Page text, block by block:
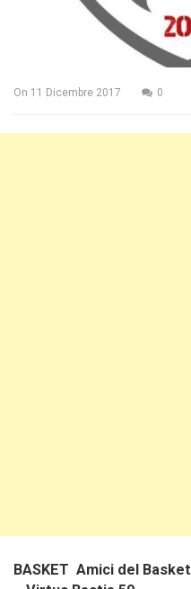
On 11 Dicembre 2017 0
BASKET Amici del